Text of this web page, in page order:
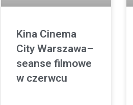
Kina Cinema
City Warszawa–
seanse filmowe
w czerwcu